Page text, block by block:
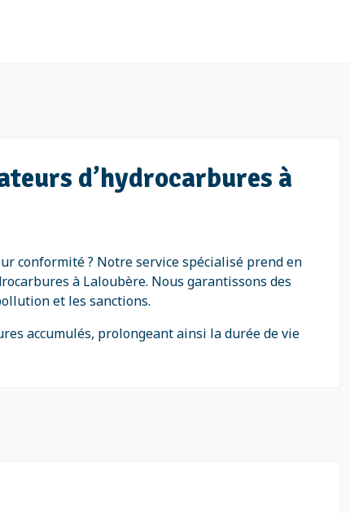
d’hydrocarbures à
conformité ? Notre service spécialisé prend en
à Laloubère. Nous garantissons des
et les sanctions.
accumulés, prolongeant ainsi la durée de vie